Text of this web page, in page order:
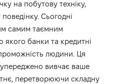
на побутову техніку,
Сьогодні
самим таємним
банки та кредитні
людини. Ця
вивчає ваше
перетворюючи складну